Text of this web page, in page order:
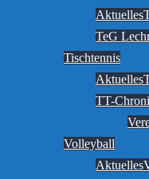
Aktuelles
TeG
Tischtennis
Aktuelles
TT-
Volleyball
Aktuelles